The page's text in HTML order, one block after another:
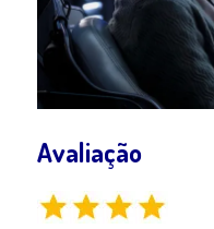
Avaliação